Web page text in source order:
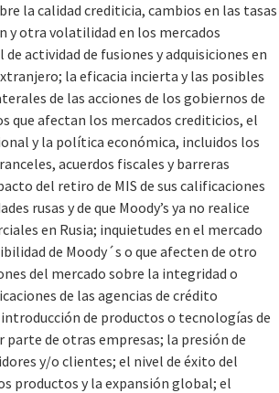
la calidad crediticia, cambios en las tasas
y otra volatilidad en los mercados
actividad de fusiones y adquisiciones en
la eficacia incierta y las posibles
de las acciones de los gobiernos de
que afectan los mercados crediticios, el
y la política económica, incluidos los
acuerdos fiscales y barreras
del retiro de MIS de sus calificaciones
rusas y de que Moody’s ya no realice
en Rusia; inquietudes en el mercado
de Moody´s o que afecten de otro
del mercado sobre la integridad o
de las agencias de crédito
de productos o tecnologías de
parte de otras empresas; la presión de
y/o clientes; el nivel de éxito del
productos y la expansión global; el